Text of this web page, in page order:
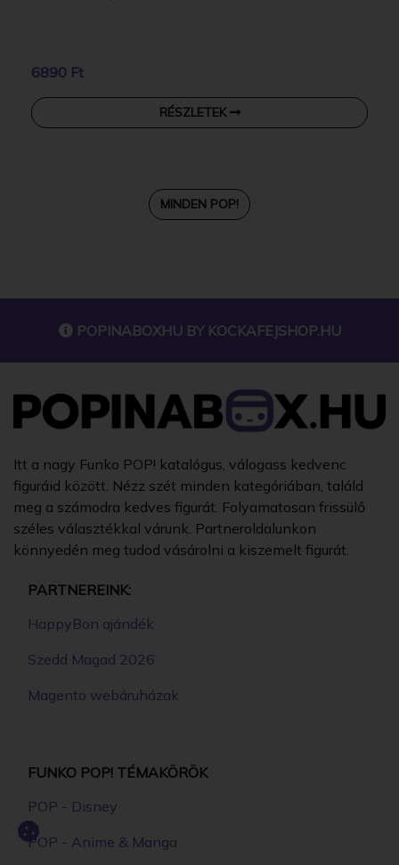
6890 Ft
RÉSZLETEK
MINDEN POP!
POPINABOXHU BY KOCKAFEJSHOP.HU
Itt a nagy Funko POP! katalógus, válogass kedvenc
figuráid között. Nézz szét minden kategóriában, találd
meg a számodra kedves figurát. Folyamatosan frissülő
széles választékkal várunk. Partneroldalunkon
könnyedén meg tudod vásárolni a kiszemelt figurát.
PARTNEREINK:
HappyBon ajándék
Szedd Magad 2026
Magento webáruházak
FUNKO POP! TÉMAKÖRÖK
POP - Disney
POP - Anime & Manga